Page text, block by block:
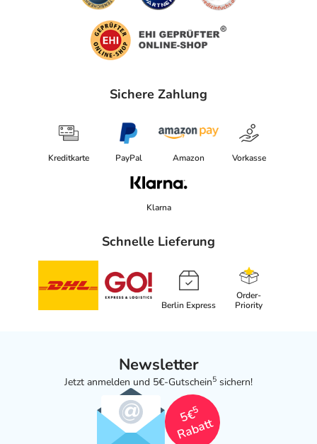
Sichere Zahlung
Kreditkarte PayPal Amazon Vorkasse
Klarna
Schnelle Lieferung
Berlin Express
Order-
Priority
Newsletter
Jetzt anmelden und 5€-Gutschein5 sichern!
5€
5
Rabatt